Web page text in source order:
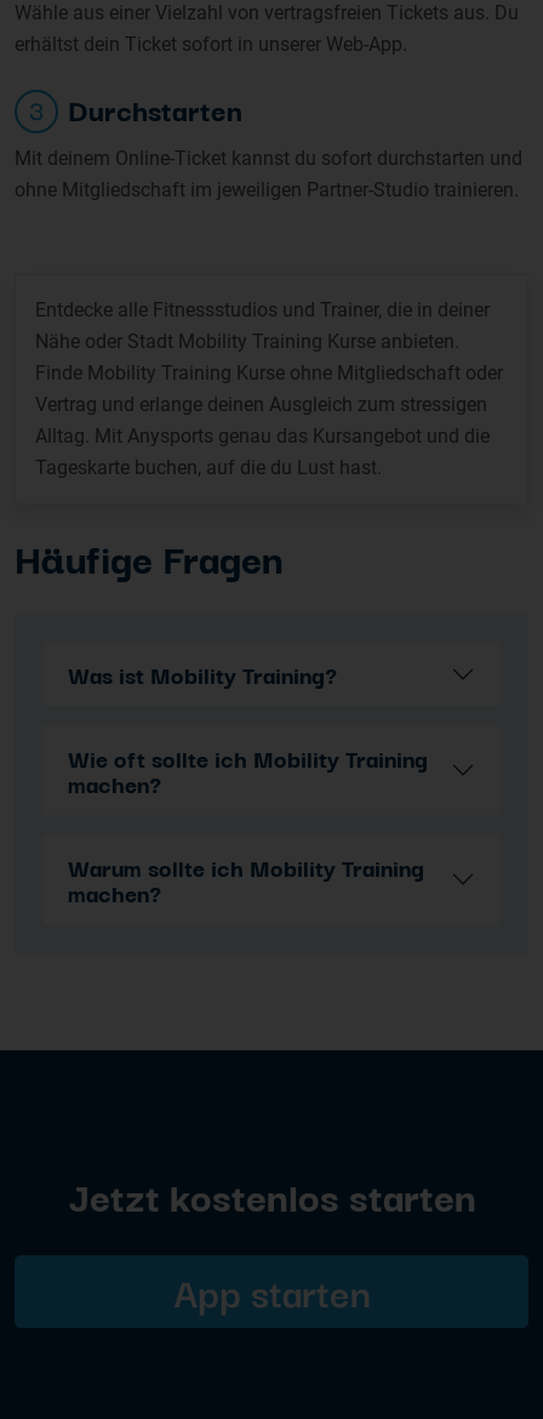
Wähle aus einer Vielzahl von vertragsfreien Tickets aus. Du
erhältst dein Ticket sofort in unserer Web-App.
3 Durchstarten
Mit deinem Online-Ticket kannst du sofort durchstarten und
ohne Mitgliedschaft im jeweiligen Partner-Studio trainieren.
Entdecke alle Fitnessstudios und Trainer, die in deiner
Nähe oder Stadt Mobility Training Kurse anbieten.
Finde Mobility Training Kurse ohne Mitgliedschaft oder
Vertrag und erlange deinen Ausgleich zum stressigen
Alltag. Mit Anysports genau das Kursangebot und die
Tageskarte buchen, auf die du Lust hast.
Häufige Fragen
Was ist Mobility Training?
Wie oft sollte ich Mobility Training
machen?
Warum sollte ich Mobility Training
machen?
Jetzt kostenlos starten
App starten